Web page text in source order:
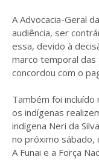
A Advocacia-Geral
audiência, ser
essa, devido à
marco temporal
concordou com o
Também foi incluído
os indígenas
indígena Neri da
no próximo sábado,
A Funai e a Força